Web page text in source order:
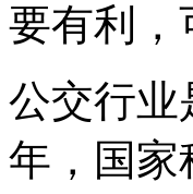
要有利，
公交行业
年，国家